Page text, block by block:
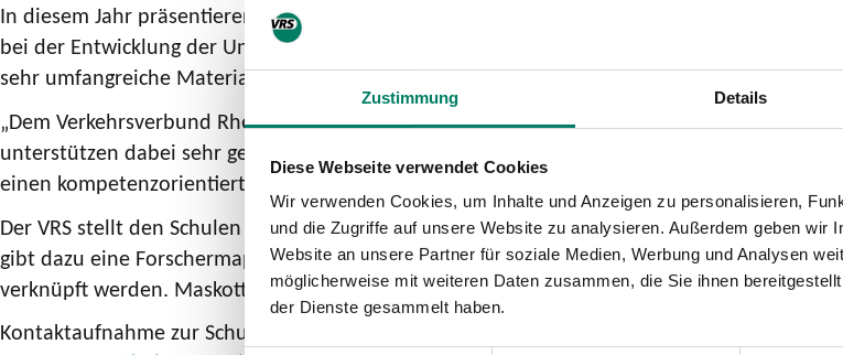
Zustimmung Details
Diese Webseite verwendet Cookies
Wir verwenden Cookies, um Inhalte und Anzeigen zu personalisieren,
und die Zugriffe auf unsere Website zu analysieren. Außerdem geben wir
Website an unsere Partner für soziale Medien, Werbung und Analysen
möglicherweise mit weiteren Daten zusammen, die Sie ihnen
der Dienste gesammelt haben.
In diesem Jahr präsentieren sich die „Bus & Bahn-Detektive“ mit neuen Inhalten und in
bei der Entwicklung der Unterrichtsmaterialien zahlreiche Rückmeldungen von den
sehr umfangreiche Material komprimiert, so dass es nun übersichtlicher ist. Zudem
„Dem Verkehrsverbund Rhein-Sieg ist es wichtig, dass Kinder den Umgang mit Bus und
unterstützen dabei sehr gerne die Lehrerinnen und Lehrer mit unserem Angebot Bus &
einen kompetenzorientierten Unterricht“, so VRS-Geschäftsführer Dr. Norbert Reinkober.
Der VRS stellt den Schulen alle Materialien kostenlos zur Verfügung. Die Schüler können
gibt dazu eine Forschermappe und für Lehrer ein Begleitheft. Die Themen können mit
verknüpft werden. Maskottchen Siggi, der von Rüdiger Pfeffer illustrierte VRS-
Kontaktaufnahme zur Schulberatung des VRS via E-Mail oder Telefon: